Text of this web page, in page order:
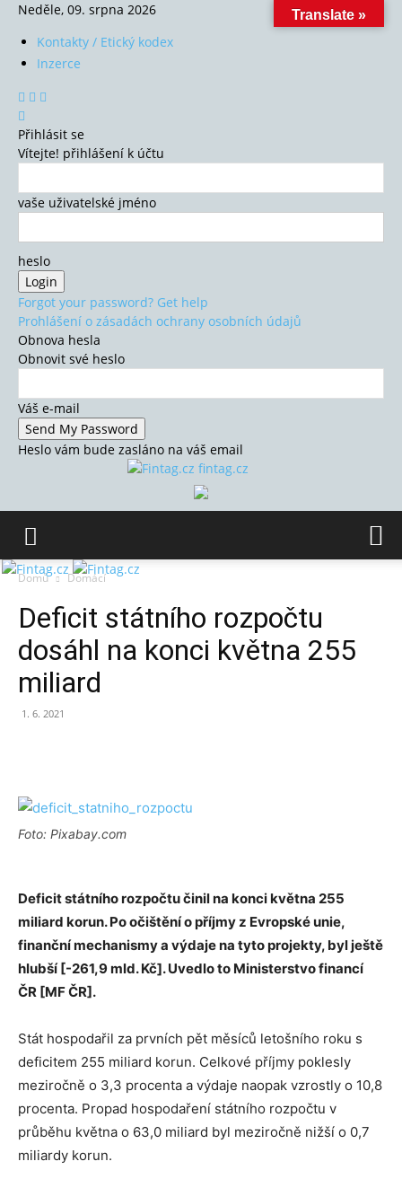
Neděle, 09. srpna 2026
Kontakty / Etický kodex
Inzerce
Přihlásit se
Vítejte! přihlášení k účtu
vaše uživatelské jméno
heslo
Forgot your password? Get help
Prohlášení o zásadách ochrany osobních údajů
Obnova hesla
Obnovit své heslo
Váš e-mail
Heslo vám bude zasláno na váš email
fintag.cz
Domů Domácí
Deficit státního rozpočtu
dosáhl na konci května 255
miliard
1. 6. 2021
Foto: Pixabay.com
Deficit státního rozpočtu činil na konci května 255
miliard korun. Po očištění o příjmy z Evropské unie,
finanční mechanismy a výdaje na tyto projekty, byl ještě
hlubší [-261,9 mld. Kč]. Uvedlo to Ministerstvo financí
ČR [MF ČR].
Stát hospodařil za prvních pět měsíců letošního roku s
deficitem 255 miliard korun. Celkové příjmy poklesly
meziročně o 3,3 procenta a výdaje naopak vzrostly o 10,8
procenta. Propad hospodaření státního rozpočtu v
průběhu května o 63,0 miliard byl meziročně nižší o 0,7
miliardy korun.
Translate »